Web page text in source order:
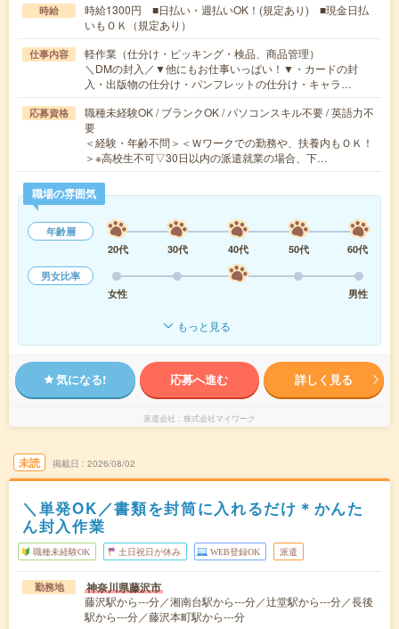
時給
時給1300円 ■日払い・週払いOK！(規定あり) ■現金日払
いもＯＫ（規定あり）
仕事内容
軽作業（仕分け・ピッキング・検品、商品管理）
＼DMの封入／▼他にもお仕事いっぱい！▼・カードの封
入・出版物の仕分け・パンフレットの仕分け・キャラ…
応募資格
職種未経験OK / ブランクOK / パソコンスキル不要 / 英語力不
要
＜経験・年齢不問＞＜Ｗワークでの勤務や、扶養内もＯＫ！
＞※高校生不可▽30日以内の派遣就業の場合、下…
職場の雰囲気
年齢層
20代
30代 40代 50代
60代
男女比率
女性
男性
もっと見る
気になる! 応募へ進む 詳しく見る
派遣会社 株式会社マイワーク
未読 掲載日 2026/08/02
＼単発OK／書類を封筒に入れるだけ＊かんた
ん封入作業
職種未経験OK 土日祝日が休み WEB登録OK 派遣
勤務地 神奈川県藤沢市
藤沢駅から---分／湘南台駅から---分／辻堂駅から---分／長後
駅から---分／藤沢本町駅から---分